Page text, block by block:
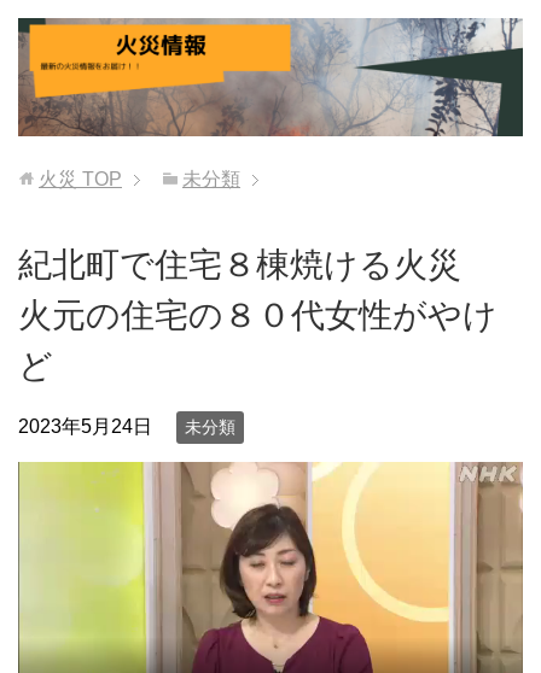
火災 TOP 未分類
紀北町で住宅８棟焼ける火災
火元の住宅の８０代女性がやけ
ど
2023年5月24日 未分類